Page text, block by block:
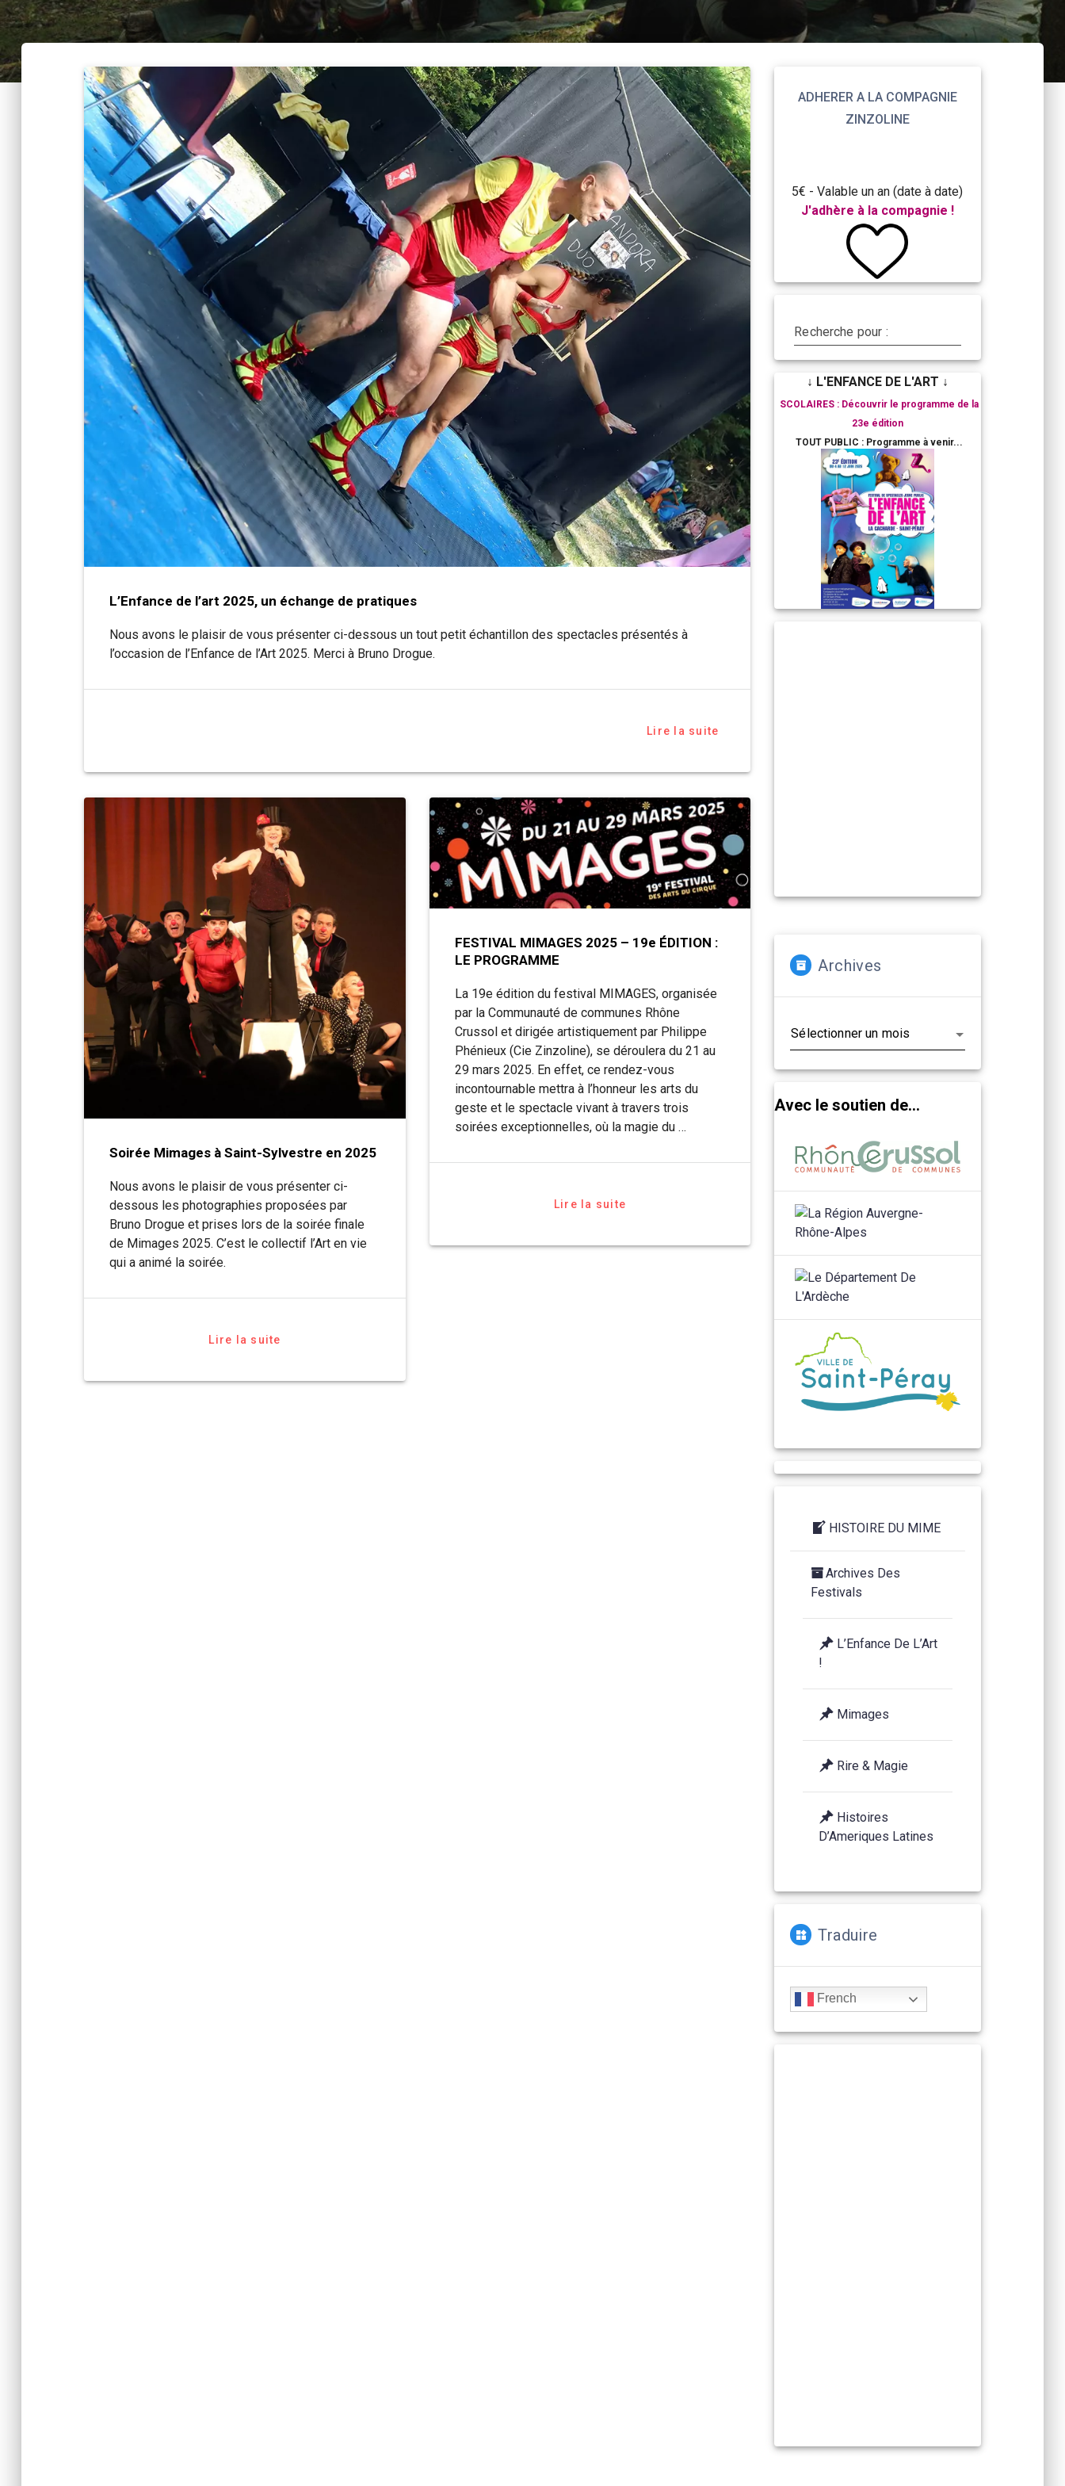
L’Enfance de l’art 2025, un échange de pratiques
Nous avons le plaisir de vous présenter ci-dessous un tout petit échantillon des spectacles présentés à
l’occasion de l’Enfance de l’Art 2025. Merci à Bruno Drogue.
Lire la suite
Soirée Mimages à Saint-Sylvestre en 2025
Nous avons le plaisir de vous présenter ci-
dessous les photographies proposées par
Bruno Drogue et prises lors de la soirée finale
de Mimages 2025. C’est le collectif l’Art en vie
qui a animé la soirée.
Lire la suite
FESTIVAL MIMAGES 2025 – 19e ÉDITION :
LE PROGRAMME
La 19e édition du festival MIMAGES, organisée
par la Communauté de communes Rhône
Crussol et dirigée artistiquement par Philippe
Phénieux (Cie Zinzoline), se déroulera du 21 au
29 mars 2025. En effet, ce rendez-vous
incontournable mettra à l’honneur les arts du
geste et le spectacle vivant à travers trois
soirées exceptionnelles, où la magie du …
Lire la suite
ADHERER A LA COMPAGNIE
ZINZOLINE
5€ - Valable un an (date à date)
J'adhère à la compagnie !
Recherche pour :
↓ L'ENFANCE DE L'ART ↓
SCOLAIRES : Découvrir le programme de la
23e édition
TOUT PUBLIC : Programme à venir...
Archives
Avec le soutien de...
HISTOIRE DU MIME
Archives Des
Festivals
L’Enfance De L’Art
!
Mimages
Rire & Magie
Histoires
D’Ameriques Latines
Traduire
French